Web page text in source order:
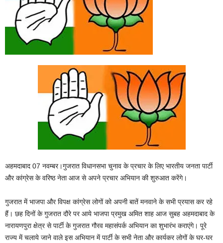
अहमदाबाद 07 नवम्बर।गुजरात विधानसभा चुनाव के प्रचार के लिए भारतीय जनता पार्टी
और कांग्रेस के वरिष्ठ नेता आज से अपने प्रचार अभियान की शुरुआत करेंगे।
गुजरात में भाजपा और विपक्ष कांग्रेस लोगों को अपनी बातें मनवाने के सभी प्रयास कर रहे
हैं। छह दिनों के गुजरात दौरे पर आये भाजपा प्रमुख अमित शाह आज सुबह अहमदाबाद के
नारायणपुरा क्षेत्र से पार्टी के गुजरात गौरव महासंपर्क अभियान का शुभारंभ कराएंगे। पूरे
राज्य में चलाये जाने वाले इस अभियान में पार्टी के सभी नेता और कार्यकर लोगों के घर-घर